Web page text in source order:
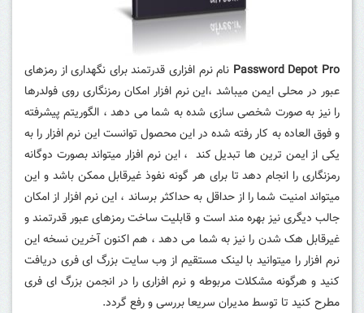
Password Depot Pro نام نرم افزاری قدرتمند برای نگهداری از رمزهای
عبور در محلی ایمن میباشد ،این نرم افزار امکان رمزنگاری روی فولدرها
را نیز به صورت شخصی سازی شده به شما می دهد ، الگوریتم پیشرفته
و فوق العاده به کار رفته شده در این محصول توانست این نرم افزار را به
یکی از ایمن ترین ها تبدیل کند ، این نرم افزار میتواند بصورت دوگانه
رمزنگاری را انجام دهد تا برای هر گونه نفوذ غیرقابل ممکن باشد و این
میتواند امنیت شما را از حداقل به حداکثر برساند ، این نرم افزار از امکان
جالب دیگری نیز بهره مند است و قابلیت ساخت رمزهای عبور قدرتمند و
غیرقابل هک شدن را نیز به شما می دهد ، هم اکنون آخرین نسخه این
نرم افزار را میتوانید با لینک مستقیم از وب سایت بزرگ ای فری دریافت
کنید و هرگونه مشکلات مربوطه و نرم افزاری را در انجمن بزرگ ای فری
مطرح کنید تا توسط مدیران سریعا بررسی و رفع گردد.